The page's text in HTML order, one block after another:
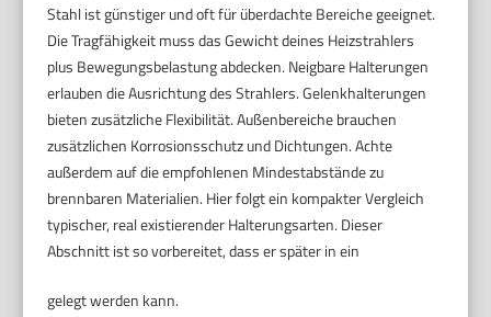
Stahl ist günstiger und oft für überdachte Bereiche geeignet.
Die Tragfähigkeit muss das Gewicht deines Heizstrahlers
plus Bewegungsbelastung abdecken. Neigbare Halterungen
erlauben die Ausrichtung des Strahlers. Gelenkhalterungen
bieten zusätzliche Flexibilität. Außenbereiche brauchen
zusätzlichen Korrosionsschutz und Dichtungen. Achte
außerdem auf die empfohlenen Mindestabstände zu
brennbaren Materialien. Hier folgt ein kompakter Vergleich
typischer, real existierender Halterungsarten. Dieser
Abschnitt ist so vorbereitet, dass er später in ein
gelegt werden kann.